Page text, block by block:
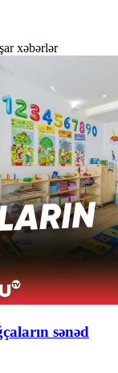
xəbərlər
sənəd